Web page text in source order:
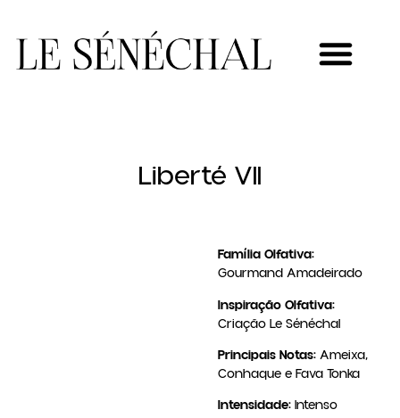
Liberté VII
Família Olfativa:
Gourmand Amadeirado
Inspiração Olfativa:
Criação Le Sénéchal
Principais Notas: Ameixa,
Conhaque e Fava Tonka
Intensidade: Intenso